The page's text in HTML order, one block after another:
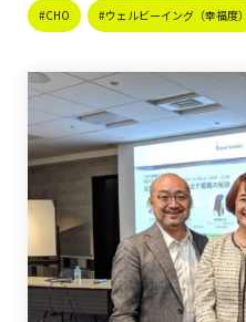
#CHO #ウェルビーイング（幸福度）